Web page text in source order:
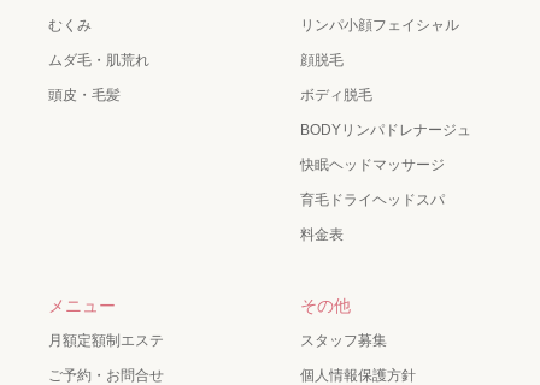
むくみ
ムダ毛・肌荒れ
頭皮・毛髪
リンパ小顔フェイシャル
顔脱毛
ボディ脱毛
BODYリンパドレナージュ
快眠ヘッドマッサージ
育毛ドライヘッドスパ
料金表
メニュー
月額定額制エステ
ご予約・お問合せ
その他
スタッフ募集
個人情報保護方針